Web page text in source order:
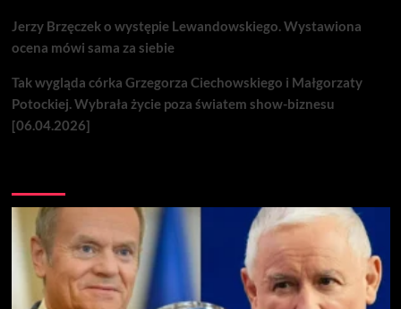
Jerzy Brzęczek o występie Lewandowskiego. Wystawiona
ocena mówi sama za siebie
Tak wygląda córka Grzegorza Ciechowskiego i Małgorzaty
Potockiej. Wybrała życie poza światem show-biznesu
[06.04.2026]